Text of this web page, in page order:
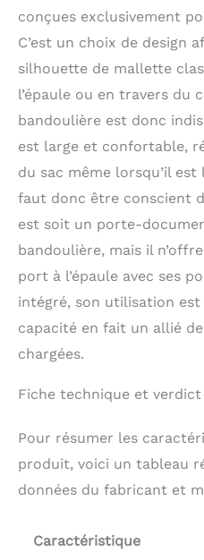
conçues exclusivement
C’est un choix de design
silhouette de mallette
l’épaule ou en travers du
bandoulière est donc
est large et confortable,
du sac même lorsqu’il
faut donc être conscient
est soit un porte-
bandoulière, mais il
port à l’épaule avec ses
intégré, son utilisation
capacité en fait un allié
chargées.
Fiche technique et
Pour résumer les
produit, voici un tableau
données du fabricant et
Caractéristique